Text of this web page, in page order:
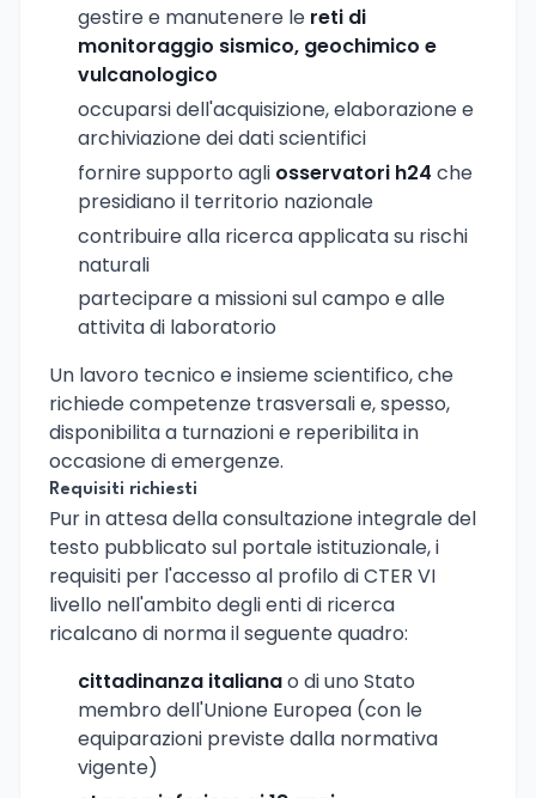
gestire e manutenere le reti di
monitoraggio sismico, geochimico e
vulcanologico
occuparsi dell'acquisizione, elaborazione e
archiviazione dei dati scientifici
fornire supporto agli osservatori h24 che
presidiano il territorio nazionale
contribuire alla ricerca applicata su rischi
naturali
partecipare a missioni sul campo e alle
attivita di laboratorio
Un lavoro tecnico e insieme scientifico, che
richiede competenze trasversali e, spesso,
disponibilita a turnazioni e reperibilita in
occasione di emergenze.
Requisiti richiesti
Pur in attesa della consultazione integrale del
testo pubblicato sul portale istituzionale, i
requisiti per l'accesso al profilo di CTER VI
livello nell'ambito degli enti di ricerca
ricalcano di norma il seguente quadro:
cittadinanza italianao di uno Stato
membro dell'Unione Europea (con le
equiparazioni previste dalla normativa
vigente)